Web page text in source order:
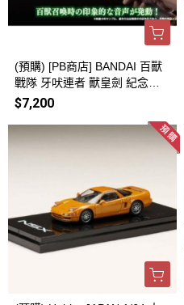
(預購) [PB商店] BANDAI 百獸
戰隊 牙吠連者 獸皇劍 紀念版 2
0260812
$7,200